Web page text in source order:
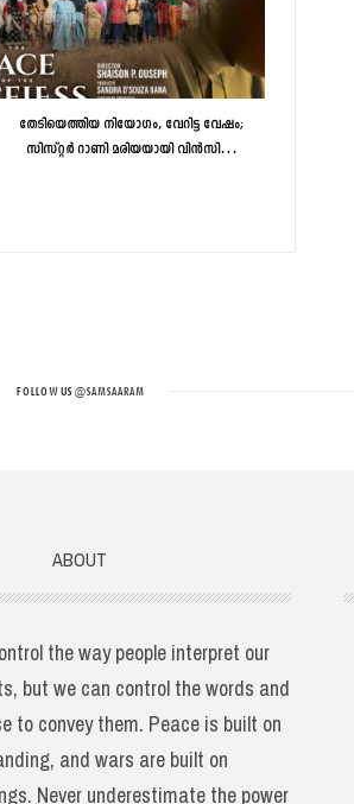
തേടിയെത്തിയ നിയോഗം, വേറിട്ട വേഷം;
സിസ്റ്റർ റാണി മരിയയായി വിൻസി…
FOLLOW US@SAMSAARAM
ABOUT
the way people interpret our
but we can control the words and
to convey them. Peace is built on
and wars are built on
Never underestimate the power